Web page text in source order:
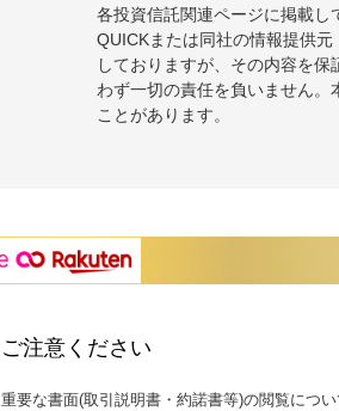
各投資信託関連ページに掲載
QUICKまたは同社の情報提供
しておりますが、その内容を
わず一切の責任を負いません
ことがあります。
ご注意ください
重要な書面(取引説明書・約諾書等)の閲覧につ